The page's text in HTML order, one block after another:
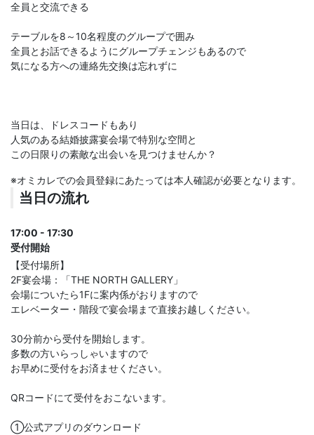
全員と交流できる
テーブルを8～10名程度のグループで囲み
全員とお話できるようにグループチェンジもあるので
気になる方への連絡先交換は忘れずに
​​​​当日は、ドレスコードもあり
人気のある結婚披露宴会場で特別な空間と
この日限りの素敵な出会いを見つけませんか？
※オミカレでの会員登録にあたっては本人確認が必要となります。
当日の流れ
17:00 - 17:30
受付開始
【受付場所】
2F宴会場：「THE NORTH GALLERY」
会場についたら1Fに案内係がおりますので
エレベーター・階段で宴会場まで直接お越しください。
30分前から受付を開始します。
多数の方いらっしゃいますので
お早めに受付をお済ませください。
QRコードにて受付をおこないます。
①公式アプリのダウンロード